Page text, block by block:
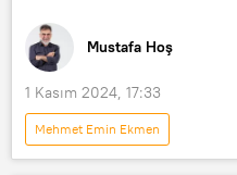
Mustafa Hoş
1 Kasım 2024, 17:33
Mehmet Emin Ekmen
MUSTAFA HOŞ İLE YOL ARKADAŞI